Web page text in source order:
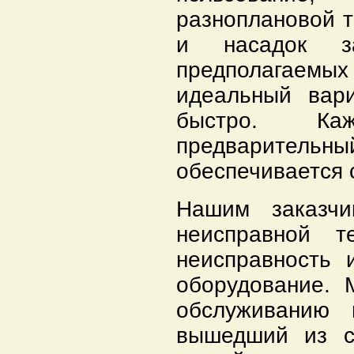
разноплановой
и насадок
идеальный
быстро.
обеспечивается
Нашим
неисправной
вышедший из